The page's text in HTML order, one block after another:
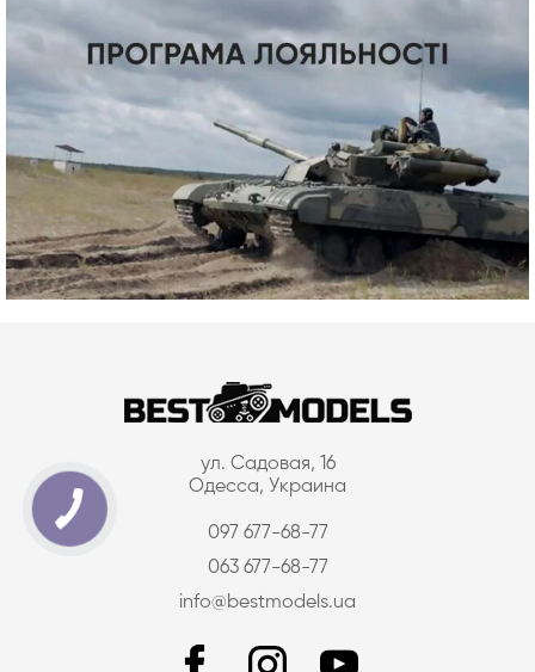
ул. Садовая, 16
Одесса, Украина
097 677-68-77
063 677-68-77
info@bestmodels.ua